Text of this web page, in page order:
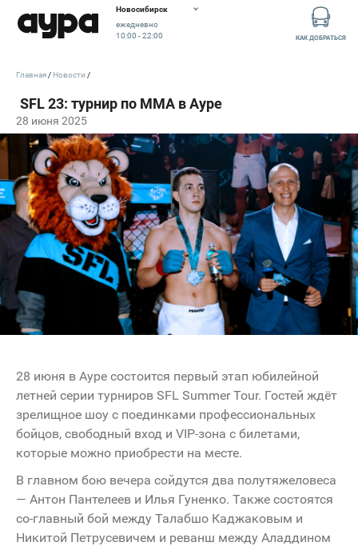
Новосибирск
ежедневно
10:00 - 22:00
КАК ДОБРАТЬСЯ
28 июня 2025
Главная Новости
28 июня в Ауре состоится первый этап юбилейной
летней серии турниров SFL Summer Tour. Гостей ждёт
зрелищное шоу с поединками профессиональных
бойцов, свободный вход и VIP-зона с билетами,
которые можно приобрести на месте.
В главном бою вечера сойдутся два полутяжеловеса
— Антон Пантелеев и Илья Гуненко. Также состоятся
со-главный бой между Талабшо Каджаковым и
Никитой Петрусевичем и реванш между Аладдином